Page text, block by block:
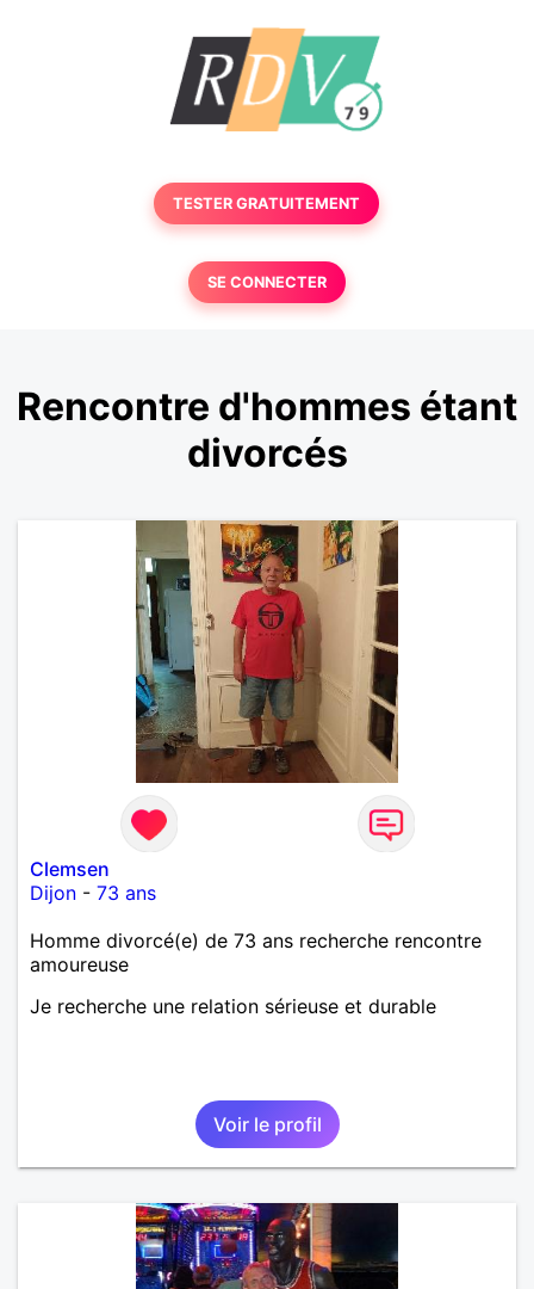
TESTER GRATUITEMENT
SE CONNECTER
Rencontre d'hommes étant
divorcés
Clemsen
Dijon - 73 ans
Homme divorcé(e) de 73 ans recherche rencontre
amoureuse
Je recherche une relation sérieuse et durable
Voir le profil